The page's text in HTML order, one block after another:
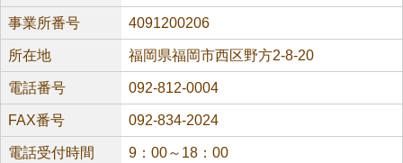
事業所番号 4091200206
所在地 福岡県福岡市西区野方2-8-20
電話番号 092-812-0004
FAX番号 092-834-2024
電話受付時間 9：00～18：00